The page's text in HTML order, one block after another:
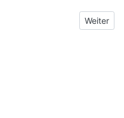
Nächster
Weiter